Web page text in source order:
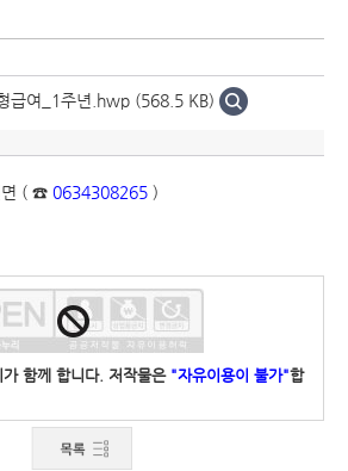
급여_1주년.hwp (568.5 KB)
면 ( ☎ 0634308265 )
함께 합니다. 저작물은 "자유이용이 불가"합